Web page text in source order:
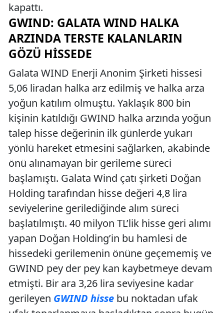
kapattı.
GWIND: GALATA WIND HALKA
ARZINDA TERSTE KALANLARIN
GÖZÜ HISSEDE
Galata WIND Enerji Anonim Şirketi hissesi
5,06 liradan halka arz edilmiş ve halka arza
yoğun katılım olmuştu. Yaklaşık 800 bin
kişinin katıldığı GWIND halka arzında yoğun
talep hisse değerinin ilk günlerde yukarı
yönlü hareket etmesini sağlarken, akabinde
önü alınamayan bir gerileme süreci
başlamıştı. Galata Wind çatı şirketi Doğan
Holding tarafından hisse değeri 4,8 lira
seviyelerine gerilediğinde alım süreci
başlatılmıştı. 40 milyon TL’lik hisse geri alımı
yapan Doğan Holding’in bu hamlesi de
hissedeki gerilemenin önüne geçememiş ve
GWIND pey der pey kan kaybetmeye devam
etmişti. Bir ara 3,26 lira seviyesine kadar
gerileyen GWIND hisse bu noktadan ufak